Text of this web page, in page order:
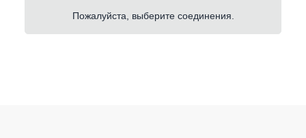
Пожалуйста, выберите соединения.